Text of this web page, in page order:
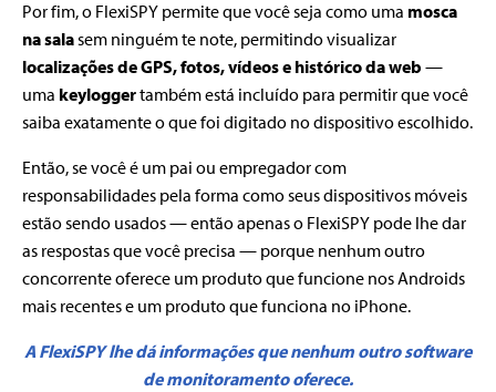
Por fim, o FlexiSPY permite que você seja como uma mosca
na salasem ninguém te note, permitindo visualizar
localizações de GPS, fotos, vídeos e histórico da web —
uma keyloggertambém está incluído para permitir que você
saiba exatamente o que foi digitado no dispositivo escolhido.
Então, se você é um pai ou empregador com
responsabilidades pela forma como seus dispositivos móveis
estão sendo usados — então apenas o FlexiSPY pode lhe dar
as respostas que você precisa — porque nenhum outro
concorrente oferece um produto que funcione nos Androids
mais recentes e um produto que funciona no iPhone.
A FlexiSPY lhe dá informações que nenhum outro software
de monitoramento oferece.